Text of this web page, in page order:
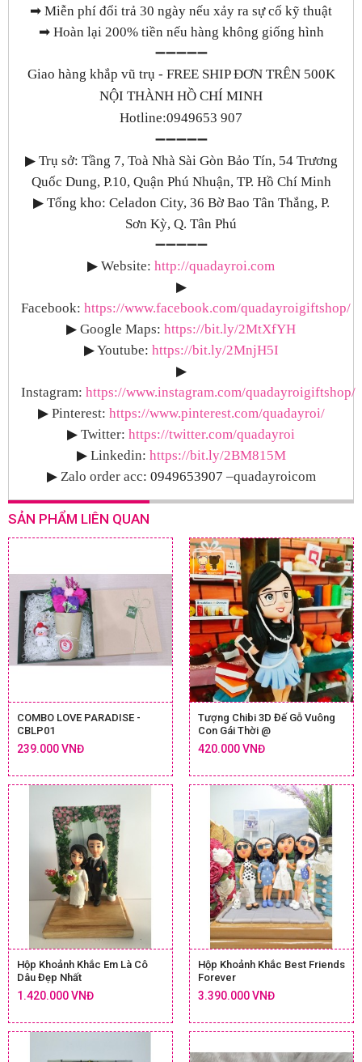
➡ Miễn phí đổi trả 30 ngày nếu xảy ra sự cố kỹ thuật
➡Hoàn lại 200% tiền nếu hàng không giống hình
➖➖➖➖➖
Giao hàng khắp vũ trụ - FREE SHIP ĐƠN TRÊN 500K
NỘI THÀNH HỒ CHÍ MINH
Hotline:0949653 907
➖➖➖➖➖
▶Trụ sở: Tầng 7, Toà Nhà Sài Gòn Bảo Tín, 54 Trương
Quốc Dung, P.10, Quận Phú Nhuận, TP. Hồ Chí Minh
▶Tổng kho: Celadon City, 36 Bờ Bao Tân Thắng, P.
Sơn Kỳ, Q. Tân Phú
➖➖➖➖➖
▶ Website: http://quadayroi.com
▶
Facebook: https://www.facebook.com/quadayroigiftshop/
▶ Google Maps: https://bit.ly/2MtXfYH
▶Youtube: https://bit.ly/2MnjH5I
▶
Instagram: https://www.instagram.com/quadayroigiftshop/
▶ Pinterest: https://www.pinterest.com/quadayroi/
▶ Twitter: https://twitter.com/quadayroi
▶ Linkedin: https://bit.ly/2BM815M
▶ Zalo order acc: 0949653907 –quadayroicom
SẢN PHẨM LIÊN QUAN
COMBO LOVE PARADISE -
CBLP01
239.000 VNĐ
Tượng Chibi 3D Đế Gỗ Vuông
Con Gái Thời @
420.000 VNĐ
Hộp Khoảnh Khắc Em Là Cô
Dâu Đẹp Nhất
1.420.000 VNĐ
Hộp Khoảnh Khắc Best Friends
Forever
3.390.000 VNĐ